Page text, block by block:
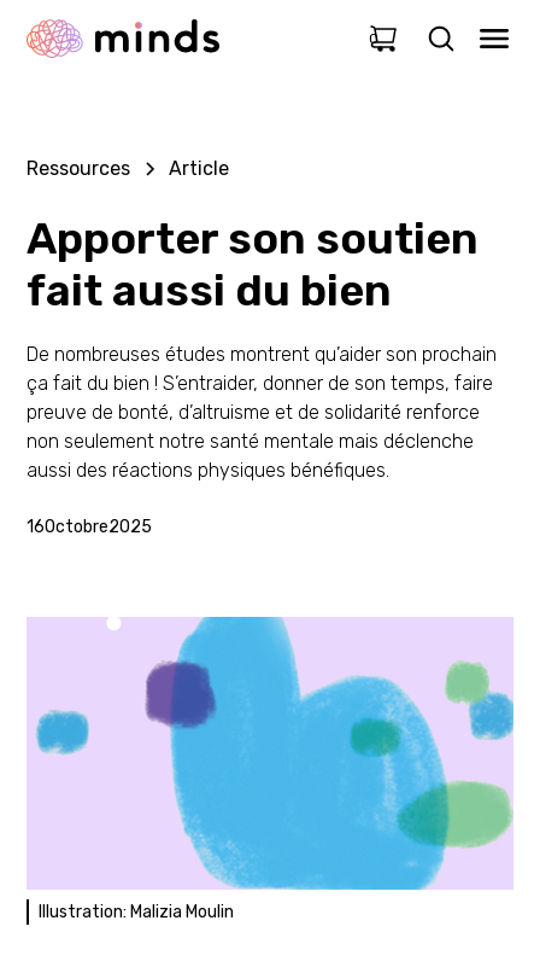
0
Ressources Article
Apporter son soutien
fait aussi du bien
De nombreuses études montrent qu’aider son prochain
ça fait du bien ! S’entraider, donner de son temps, faire
preuve de bonté, d’altruisme et de solidarité renforce
non seulement notre santé mentale mais déclenche
aussi des réactions physiques bénéfiques.
16Octobre2025
Illustration: Malizia Moulin